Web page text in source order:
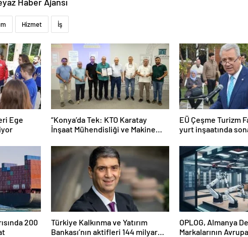
Hizmet İş
Ege
“Konya’da Tek: KTO Karatay
İnşaat Mühendisliği ve Makine
Tanınacak”
EÜ Çeşme Turizm
yurt inşaatında
200
Türkiye Kalkınma ve Yatırım
Bankası’nın aktifleri 144 milyar
OPLOG, Almanya
Markalarının